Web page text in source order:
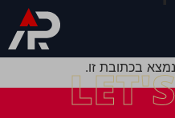
בכתובת זו.